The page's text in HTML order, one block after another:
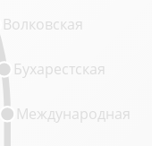
Волковская
Бухарестская
Международная